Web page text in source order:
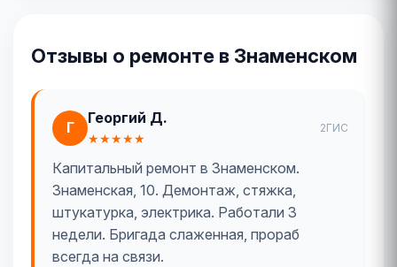
Отзывы о ремонте в Знаменском
Г
Георгий Д.
★★★★★
2ГИС
Капитальный ремонт в Знаменском.
Знаменская, 10. Демонтаж, стяжка,
штукатурка, электрика. Работали 3
недели. Бригада слаженная, прораб
всегда на связи.